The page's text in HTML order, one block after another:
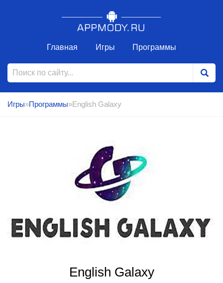
Главная Игры Программы
Игры»Программы»English Galaxy
English Galaxy